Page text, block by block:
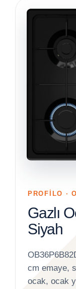
PROFİLO ·
Gazlı
Siyah
cm emaye,
ocak, ocak